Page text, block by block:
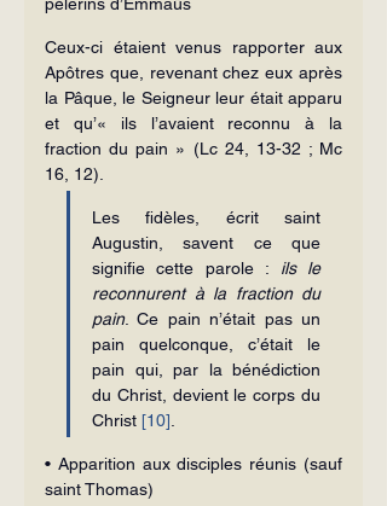
Ceux-ci étaient venus rapporter aux
Apôtres que, revenant chez eux après
la Pâque, le Seigneur leur était apparu
et qu’« ils l’avaient reconnu à la
fraction du pain » (Lc 24, 13-32 ; Mc
16, 12).
Les fidèles, écrit saint
Augustin, savent ce que
signifie cette parole : ils le
reconnurent à la fraction du
pain. Ce pain n’était pas un
pain quelconque, c’était le
pain qui, par la bénédiction
du Christ, devient le corps du
Christ [10]
• Apparition aux disciples réunis (sauf
saint Thomas)